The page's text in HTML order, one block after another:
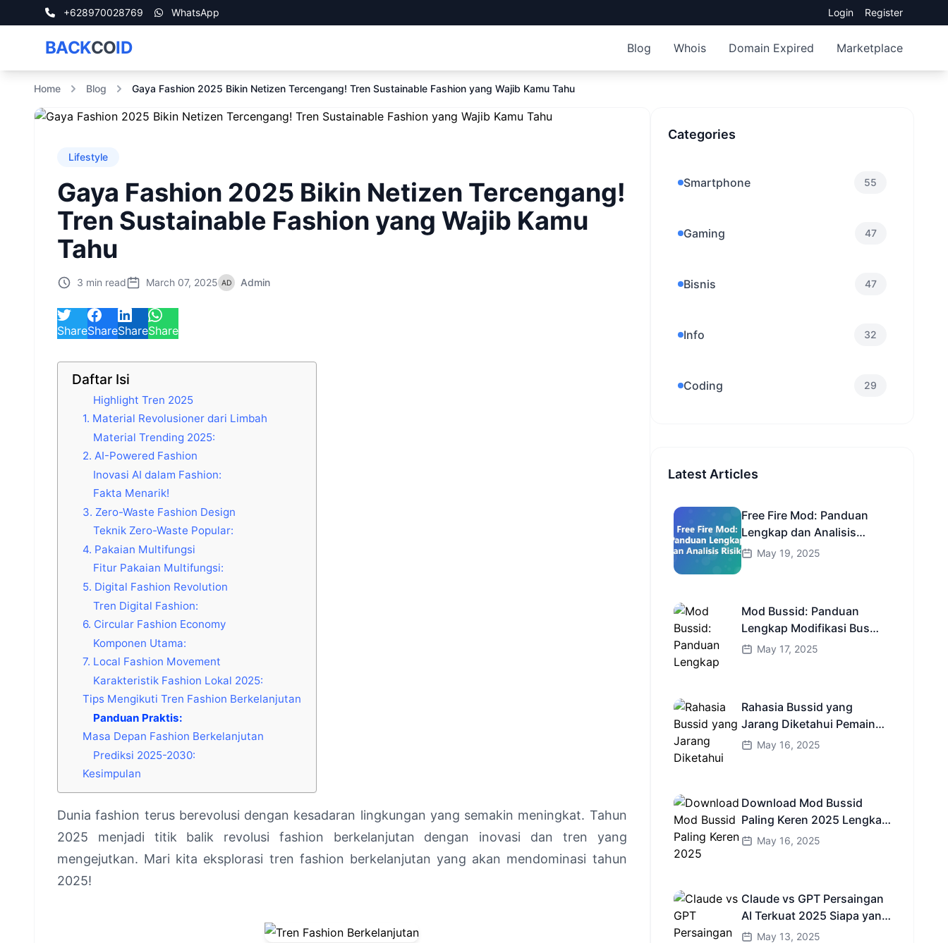
+628970028769 WhatsApp Login Register
BACKCOID Blog Whois Domain Expired Marketplace
Home Blog Gaya Fashion 2025 Bikin Netizen Tercengang! Tren Sustainable Fashion yang Wajib Kamu Tahu
Lifestyle
Gaya Fashion 2025 Bikin Netizen Tercengang!
Tren Sustainable Fashion yang Wajib Kamu
Tahu
3 min read March 07, 2025 Admin
ShareShareShareShare
Daftar Isi
Highlight Tren 2025
1. Material Revolusioner dari Limbah
Material Trending 2025:
2. AI-Powered Fashion
Inovasi AI dalam Fashion:
Fakta Menarik!
3. Zero-Waste Fashion Design
Teknik Zero-Waste Popular:
4. Pakaian Multifungsi
Fitur Pakaian Multifungsi:
5. Digital Fashion Revolution
Tren Digital Fashion:
6. Circular Fashion Economy
Komponen Utama:
7. Local Fashion Movement
Karakteristik Fashion Lokal 2025:
Tips Mengikuti Tren Fashion Berkelanjutan
Panduan Praktis:
Masa Depan Fashion Berkelanjutan
Prediksi 2025-2030:
Kesimpulan
Dunia fashion terus berevolusi dengan kesadaran lingkungan yang semakin meningkat. Tahun
2025 menjadi titik balik revolusi fashion berkelanjutan dengan inovasi dan tren yang
mengejutkan. Mari kita eksplorasi tren fashion berkelanjutan yang akan mendominasi tahun
2025!
Categories
Smartphone 55
Gaming 47
Bisnis 47
Info 32
Coding 29
Latest Articles
Free Fire Mod: Panduan
Lengkap dan Analisis
RisikoMay 19, 2025
Mod Bussid: Panduan
Lengkap Modifikasi Bus
Simulator Indonesia
May 17, 2025
Rahasia Bussid yang
Jarang Diketahui Pemain
Baru Kamu Wajib Coba!
May 16, 2025
Download Mod Bussid
Paling Keren 2025 Lengkap
Mobil Bus dan Truk HD
May 16, 2025
Claude vs GPT Persaingan
AI Terkuat 2025 Siapa yang
Lebih Cerdas?
May 13, 2025